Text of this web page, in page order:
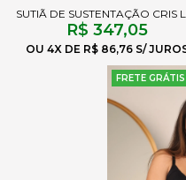
R$ 347,05
4X R$ 86,76
FRETE